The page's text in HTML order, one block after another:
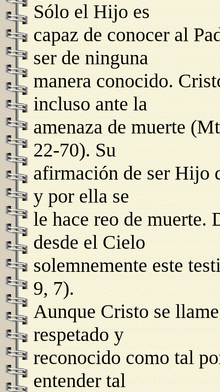
Sólo el Hijo es
capaz de conocer al
ser de ninguna
manera conocido.
incluso ante la
amenaza de muerte
22-70). Su
afirmación de ser Hijo
y por ella se
le hace reo de muerte.
desde el Cielo
solemnemente este
9, 7).
Aunque Cristo se
respetado y
reconocido como tal
entender tal